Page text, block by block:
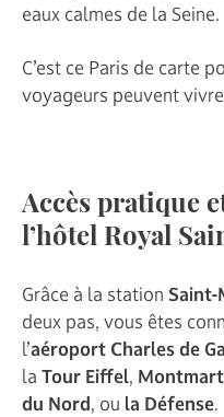
eaux calmes de la Seine.
C’est ce Paris de carte
voyageurs peuvent
Accès pratique
l’hôtel Royal
Grâce à la station Saint-
deux pas, vous êtes
l’aéroport Charles de
la Tour Eiffel,
du Nord, ou la Défense.